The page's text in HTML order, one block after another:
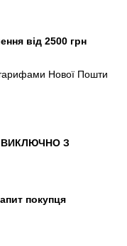
від 2500 грн
Нової Пошти
ВИКЛЮЧНО З
покупця